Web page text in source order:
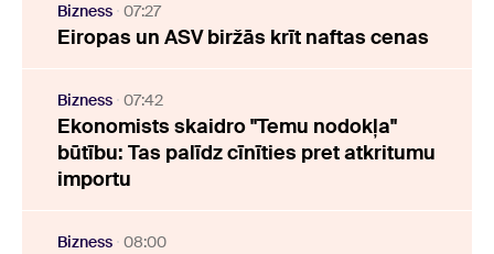
Bizness 07:27
Eiropas un ASV biržās krīt naftas cenas
Bizness 07:42
Ekonomists skaidro "Temu nodokļa"
būtību: Tas palīdz cīnīties pret atkritumu
importu
Bizness 08:00